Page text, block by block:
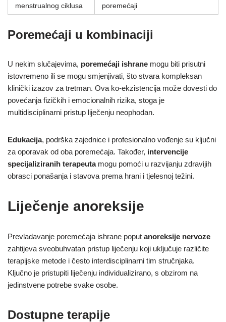
menstrualnog ciklusa
poremećaji
Poremećaji u kombinaciji
U nekim slučajevima, poremećaji ishrane mogu biti prisutni
istovremeno ili se mogu smjenjivati, što stvara kompleksan
klinički izazov za tretman. Ova ko-ekzistencija može dovesti do
povećanja fizičkih i emocionalnih rizika, stoga je
multidisciplinarni pristup liječenju neophodan.
Edukacija, podrška zajednice i profesionalno vođenje su ključni
za oporavak od oba poremećaja. Također, intervencije
specijaliziranih terapeutamogu pomoći u razvijanju zdravijih
obrasci ponašanja i stavova prema hrani i tjelesnoj težini.
Liječenje anoreksije
Prevladavanje poremećaja ishrane poput anoreksije nervoze
zahtijeva sveobuhvatan pristup liječenju koji uključuje različite
terapijske metode i često interdisciplinarni tim stručnjaka.
Ključno je pristupiti liječenju individualizirano, s obzirom na
jedinstvene potrebe svake osobe.
Dostupne terapije